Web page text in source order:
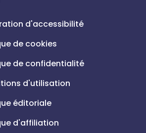
d'accessibilité
de cookies
de confidentialité
d'utilisation
éditoriale
d'affiliation